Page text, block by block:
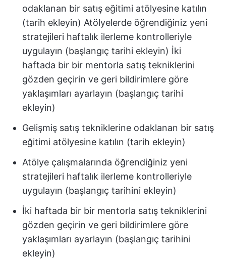
odaklanan bir satış eğitimi atölyesine katılın
(tarih ekleyin) Atölyelerde öğrendiğiniz yeni
stratejileri haftalık ilerleme kontrolleriyle
uygulayın (başlangıç tarihi ekleyin) İki
haftada bir bir mentorla satış tekniklerini
gözden geçirin ve geri bildirimlere göre
yaklaşımları ayarlayın (başlangıç tarihi
ekleyin)
Gelişmiş satış tekniklerine odaklanan bir satış
eğitimi atölyesine katılın (tarih ekleyin)
Atölye çalışmalarında öğrendiğiniz yeni
stratejileri haftalık ilerleme kontrolleriyle
uygulayın (başlangıç tarihini ekleyin)
İki haftada bir bir mentorla satış tekniklerini
gözden geçirin ve geri bildirimlere göre
yaklaşımları ayarlayın (başlangıç tarihini
ekleyin)